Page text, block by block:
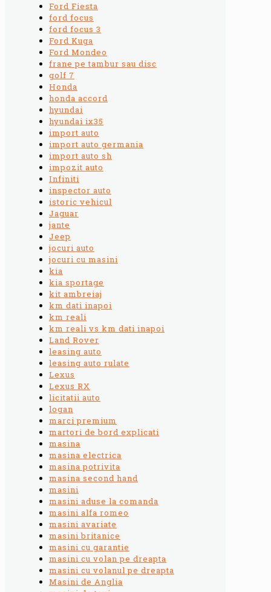
Ford Fiesta
ford focus
ford focus 3
Ford Kuga
Ford Mondeo
frane pe tambur sau disc
golf 7
Honda
honda accord
hyundai
hyundai ix35
import auto
import auto germania
import auto sh
impozit auto
Infiniti
inspector auto
istoric vehicul
Jaguar
jante
Jeep
jocuri auto
jocuri cu masini
kia
kia sportage
kit ambreiaj
km dati inapoi
km reali
km reali vs km dati inapoi
Land Rover
leasing auto
leasing auto rulate
Lexus
Lexus RX
licitatii auto
logan
marci premium
martori de bord explicati
masina
masina electrica
masina potrivita
masina second hand
masini
masini aduse la comanda
masini alfa romeo
masini avariate
masini britanice
masini cu garantie
masini cu volan pe dreapta
masini cu volanul pe dreapta
Masini de Anglia